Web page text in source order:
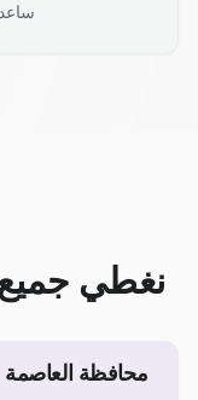
نغطي
محافظة العاصمة